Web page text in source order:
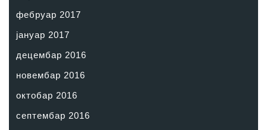
фебруар 2017
јануар 2017
децембар 2016
новембар 2016
октобар 2016
септембар 2016